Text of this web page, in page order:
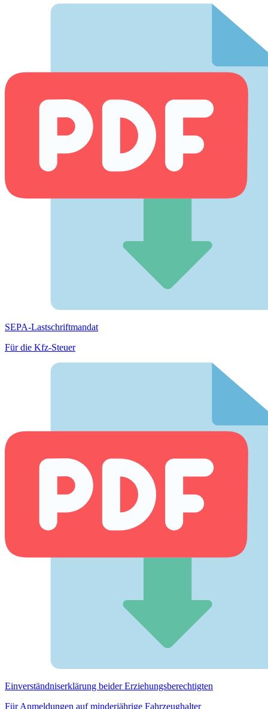
SEPA-Lastschriftmandat
Für die Kfz-Steuer
Einverständnis­erklärung beider Erziehungs­berechtigten
Für Anmeldungen auf minderjährige Fahrzeughalter